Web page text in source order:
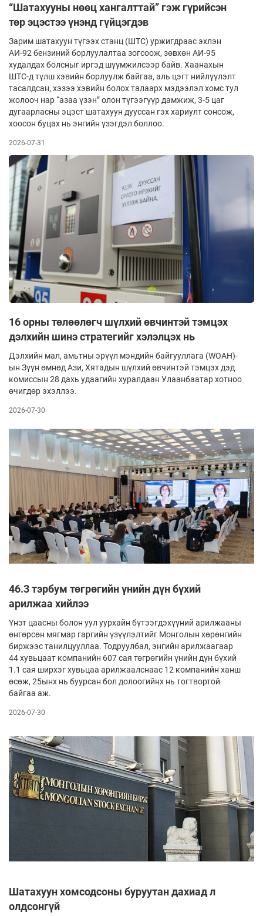
“Шатахууны нөөц хангалттай” гэж гүрийсэн
төр эцэстээ үнэнд гүйцэгдэв
Зарим шатахуун түгээх станц (ШТС) уржигдраас эхлэн
АИ-92 бензиний борлуулалтаа зогсоож, зөвхөн АИ-95
худалдах болсныг иргэд шүүмжилсээр байв. Хаанахын
ШТС-д түлш хэвийн борлуулж байгаа, аль цэгт нийлүүлэлт
тасалдсан, хэзээ хэвийн болох талаарх мэдээлэл хомс тул
жолооч нар “азаа үзэн” олон түгээгүүр дамжиж, 3-5 цаг
дугаарласны эцэст шатахуун дууссан гэх хариулт сонсож,
хоосон буцах нь энгийн үзэгдэл боллоо.
2026-07-31
16 орны төлөөлөгч шүлхий өвчинтэй тэмцэх
дэлхийн шинэ стратегийг хэлэлцэх нь
Дэлхийн мал, амьтны эрүүл мэндийн байгууллага (WOAH)-
ын Зүүн өмнөд Ази, Хятадын шүлхий өвчинтэй тэмцэх дэд
комиссын 28 дахь удаагийн хуралдаан Улаанбаатар хотноо
өчигдөр эхэллээ.
2026-07-30
46.3 тэрбум төгрөгийн үнийн дүн бүхий
арилжаа хийлээ
Үнэт цаасны болон уул уурхайн бүтээгдэхүүний арилжааны
өнгөрсөн мягмар гаргийн үзүүлэлтийг Монголын хөрөнгийн
биржээс танилцууллаа. Тодруулбал, энгийн арилжаагаар
44 хувьцаат компанийн 607 сая төгрөгийн үнийн дүн бүхий
1.1 сая ширхэг хувьцаа арилжаалснаас 12 компанийн ханш
өсөж, 25ынх нь буурсан бол долоогийнх нь тогтвортой
байгаа аж.
2026-07-30
Шатахуун хомсодсоны буруутан дахиад л
олдсонгүй